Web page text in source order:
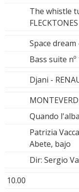
The whistle
FLECKTONES
Space dream
Bass suite nº
Djani -
Quando
Patrizia
Abete, bajo
Dir: Sergio
10.00